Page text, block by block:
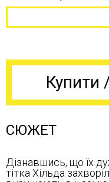
Купити
СЮЖЕТ
Дізнавшись, що їх
тітка Хільда